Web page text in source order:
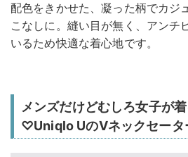
配色をきかせた、凝った柄でカジ
こなしに。縫い目が無く、アンチ
いるため快適な着心地です。
メンズだけどむしろ女子が
♡Uniqlo UのVネックセータ